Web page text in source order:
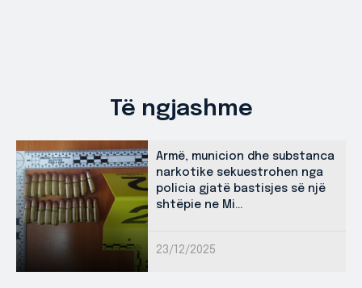
Të ngjashme
Armë, municion dhe substanca
narkotike sekuestrohen nga
policia gjatë bastisjes së një
shtëpie ne Mi...
23/12/2025